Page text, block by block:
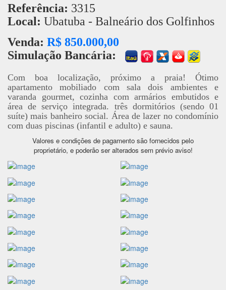
Referência: 3315
Local: Ubatuba - Balneário dos Golfinhos
Venda: R$ 850.000,00
Simulação Bancária:
Com boa localização, próximo a praia! Ótimo
apartamento mobiliado com sala dois ambientes e
varanda gourmet, cozinha com armários embutidos e
área de serviço integrada. três dormitórios (sendo 01
suíte) mais banheiro social. Área de lazer no condomínio
com duas piscinas (infantil e adulto) e sauna.
Valores e condições de pagamento são fornecidos pelo
proprietário, e poderão ser alterados sem prévio aviso!